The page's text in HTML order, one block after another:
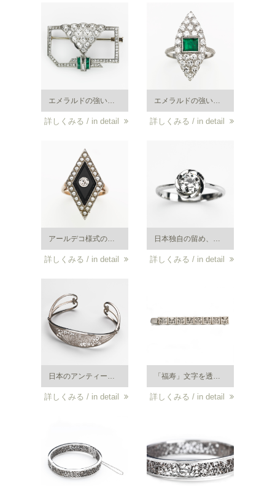
エメラルドの強いグリーンはアールデコ・ジュエリーによくマッチします。エメラルドとダイヤのプラチナ製ブローチ。大正末期から昭和初期。
詳しくみる / in detail
エメラルドの強いグリーンはアールデコ・ジュエリーによくマッチします。エメラルドとダイヤのプラチナ製リング。大正末期から昭和初期。
詳しくみる / in detail
詳しくみる / in detail 詳しくみる / in detail
日本のアンティークジュエリーでは珍しいブレスレット。平戸細工。銀。明治から大正頃。
詳しくみる / in detail
「福寿」文字を透かしたブレスレット。進駐軍関係者の滞日記念として作られた銀製のお土産品。昭和 20 年代以降の作。
詳しくみる / in detail